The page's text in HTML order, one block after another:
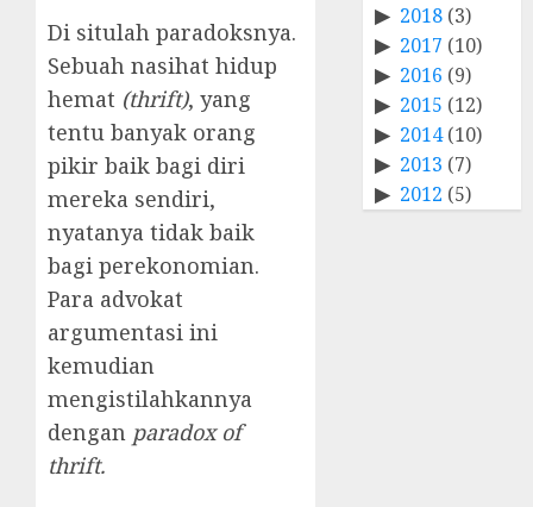
Di situlah paradoksnya.
Sebuah nasihat hidup
hemat (thrift), yang
tentu banyak orang
pikir baik bagi diri
mereka sendiri,
nyatanya tidak baik
bagi perekonomian.
Para advokat
argumentasi ini
kemudian
mengistilahkannya
dengan paradox of
thrift.
2018 (3)
2017 (10)
2016 (9)
2015 (12)
2014(10)
2013 (7)
2012 (5)